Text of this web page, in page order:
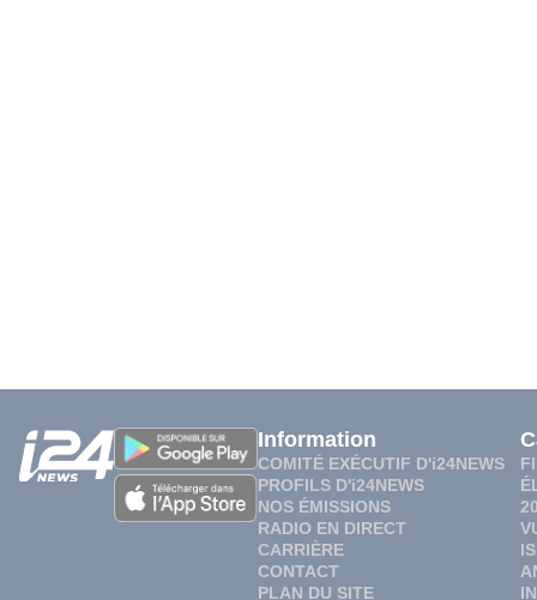
Information
COMITÉ EXÉCUTIF D'i24NEWS
PROFILS D'i24NEWS
NOS ÉMISSIONS
RADIO EN DIRECT
CARRIÈRE
CONTACT
PLAN DU SITE